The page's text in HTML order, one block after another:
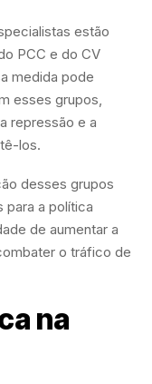
estão
PCC e do CV
medida pode
esses grupos,
repressão e a
los.
desses grupos
a política
de aumentar a
o tráfico de
na